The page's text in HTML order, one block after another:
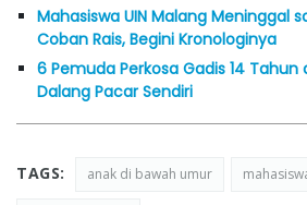
Mahasiswa UIN Malang Meninggal
Coban Rais, Begini Kronologinya
6 Pemuda Perkosa Gadis 14 Tahun
Dalang Pacar Sendiri
TAGS: anak di bawah umur